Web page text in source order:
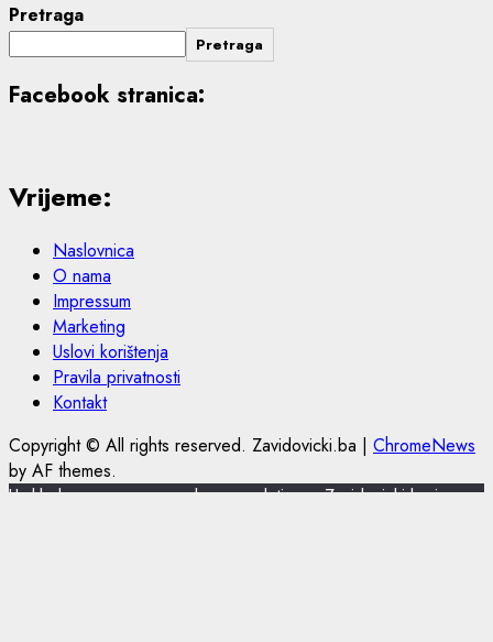
Pretraga
Pretraga
Facebook stranica:
Vrijeme:
Naslovnica
O nama
Impressum
Marketing
Uslovi korištenja
Pravila privatnosti
Kontakt
Copyright © All rights reserved. Zavidovicki.ba | ChromeNews
by AF themes.
U skladu s novom europskom regulativom, Zavidovicki.ba je